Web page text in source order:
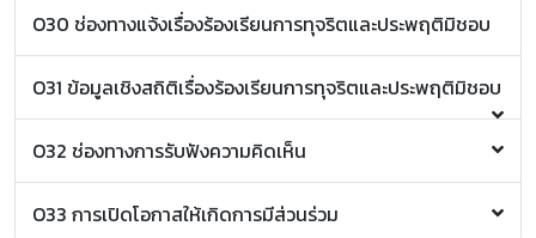
คู่มือแนวปฏิบัติการจัดการเรื่องร้องเรียน
O30 ช่องทางแจ้งเรื่องร้องเรียนการทุจริตและประพฤติมิชอบ
O31 ข้อมูลเชิงสถิติเรื่องร้องเรียนการทุจริตและประพฤติมิชอบ
แบบรายงานความคืบหน้าการดำเนินงานต่อข้อร้อง
เรียน กรณีเจ้าหน้าที่ของรัฐกระทำการทุจริตในภาค
รัฐ ประจำปีงบประมาณ 2565 (ไตรมาสที่ 1)
O32 ช่องทางการรับฟังความคิดเห็น
แจ้งข้อร้องเรียน/ข้อเสนอแนะ
O33 การเปิดโอกาสให้เกิดการมีส่วนร่วม